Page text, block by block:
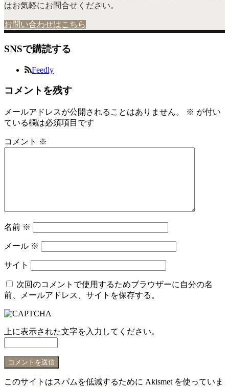
はお気軽にお問合せください。
お問い合わせはこちら
SNSで購読する
Feedly
コメントを残す
メールアドレスが公開されることはありません。 ※ が付い
ている欄は必須項目です
コメント ※
名前 ※
メール ※
サイト
次回のコメントで使用するためブラウザーに自分の名
前、メールアドレス、サイトを保存する。
上に表示された文字を入力してください。
このサイトはスパムを低減するために Akismet を使っていま